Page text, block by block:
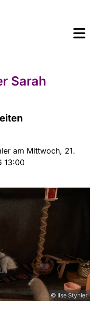
Sarah
am Mittwoch, 21.
13:00
© Ilse Styhler